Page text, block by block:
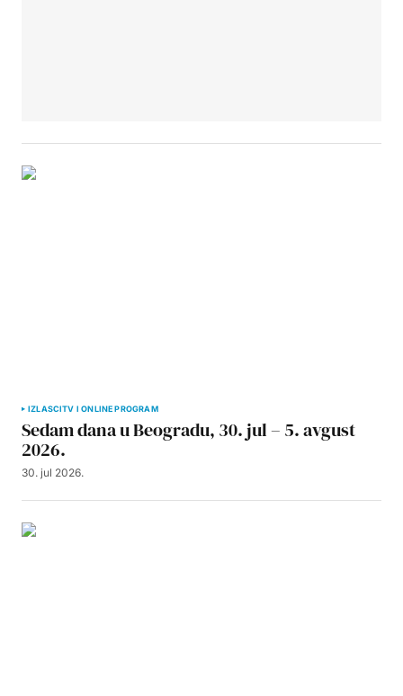
IZLASCITV I ONLINE PROGRAM
Sedam dana u Beogradu, 30. jul – 5. avgust
2026.
30. jul 2026.